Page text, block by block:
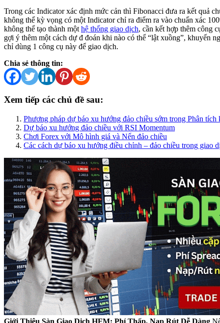
Trong các Indicator xác định mức cản thì Fibonacci đưa ra kết quả
không thể kỳ vọng có một Indicator chỉ ra điểm ra vào chuẩn xác
không thể tạo thành mộthệ thống giao dịch, cần kết hợp thêm công
gợi ý thêm một cách dự đ đoán khi nào có thể “lật xuồng”, khuyến
chỉ dùng 1 công cụ này để giao dịch.
Chia sẻ thông tin:
Xem tiếp các chủ đề sau:
Phương pháp dự báo xu hướng đảo chiều sớm trong Phân
Dự báo xu hướng đảo chiều với RSI Momentum
Chơi Forex với Mô hình giá và Nến đảo chiều
Các cách dự báo xu hướng điều chỉnh – đảo chiều trong giao
Giới Thiệu Sàn Giao Dịch HFM: Phí Thấp, Nạp Rút Dễ Dàng